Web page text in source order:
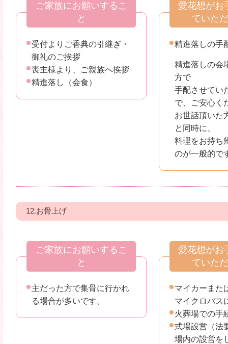
ご家族にお願いするこ
と
受付よりご香典の引継ぎ・
御礼のご挨拶
喪主様より、ご親族へ挨拶
精進落し（会食）
愛花想がお
ていた
精進落しの手
精進落しの会
方で
手配させてい
で、ご安心く
お世話頂いた
と同時に、
料理をお持ち
のが一般的で
12.お骨上げ
ご家族にお願いするこ
と
主だった方で集骨に行かれ
る場合が多いです。
愛花想がお
ていた
マイカーまた
マイクロバス
火葬場での手
式場設営（法
場内の設営を